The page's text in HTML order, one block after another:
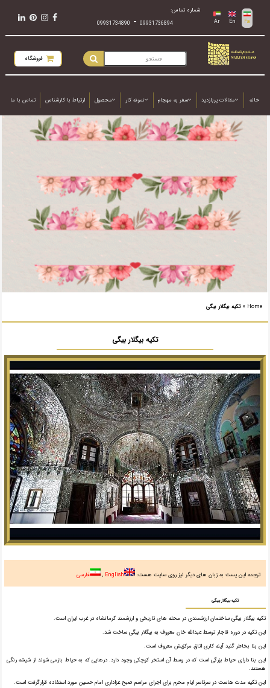
Fa
En
Ar
شماره تماس:
09931736894
-
09931734890
فروشگاه
خانه مقالات پربازدید سفر به مهجام نمونه کار محصول ارتباط با کارشناس تماس با ما
Home
»تکیه بیگلار بیگی
تکیه بیگلار بیگی
ترجمه این پست به زبان های دیگر نیز روی سایت هست: English فارسی
تکیه بیگلار بیگی
تکیه بیگلار بیگی ساختمان ارزشمندی در محله های تاریخی و ارزشمند کرمانشاه در غرب ایران است.
این تکیه در دوره قاجار توسط عبدالله خان معروف به بیگلار بیگی ساخت شد.
این بنا بخاطر گنبد آینه کاری اتاق مرکزیش معروف است.
این بنا دارای حیاط بزرگی است که در وسط آن استخر کوچکی وجود دارد. درهایی که به حیاط بازمی شوند از شیشه رنگی
هستند.
این تکیه مدت هاست در سرتاسر ایام محرم برای اجرای مراسم صبح عزاداری امام حسین مورد استفاده قرارگرفت است.